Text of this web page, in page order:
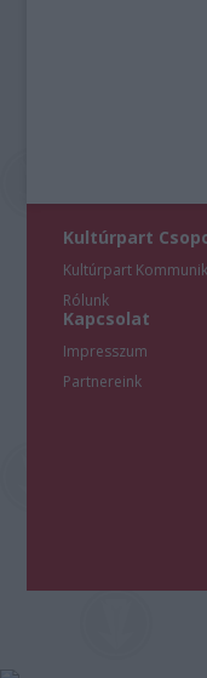
Kultúrpart
Kultúrpart
Rólunk
Kapcsolat
Impresszum
Partnereink